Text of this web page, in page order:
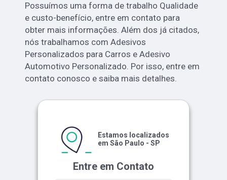
Possuímos uma forma de trabalho Qualidade
e custo-benefício, entre em contato para
obter mais informações. Além dos já citados,
nós trabalhamos com Adesivos
Personalizados para Carros e Adesivo
Automotivo Personalizado. Por isso, entre em
contato conosco e saiba mais detalhes.
Entre em Contato
Estamos localizados
em São Paulo - SP